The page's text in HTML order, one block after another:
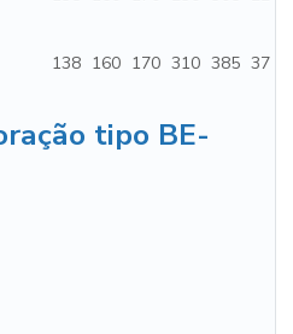
138 160 170 310 385 37
tipo BE-